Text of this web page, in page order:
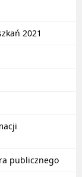
2021
publicznego